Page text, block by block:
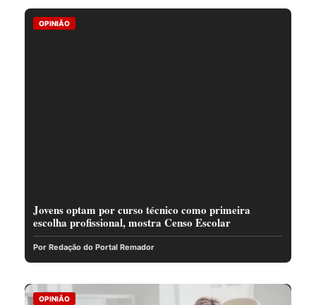
OPINIÃO
Jovens optam por curso técnico como primeira
escolha profissional, mostra Censo Escolar
Por Redação do Portal Remador
OPINIÃO